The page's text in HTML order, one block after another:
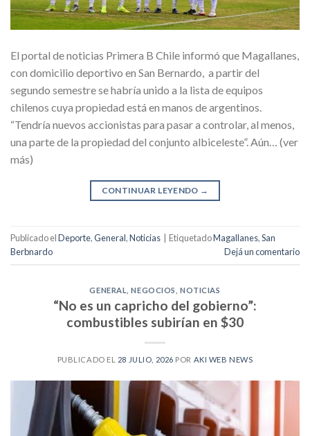
El portal de noticias Primera B Chile informó que Magallanes,
con domicilio deportivo en San Bernardo, a partir del
segundo semestre se habría unido a la lista de equipos
chilenos cuya propiedad está en manos de argentinos.
“Tendría nuevos accionistas para pasar a controlar, al menos,
una parte de la propiedad del conjunto albiceleste”. Aún… (ver
más)
CONTINUAR LEYENDO →
Publicado elDeporte,General,Noticias EtiquetadoMagallanes,San
Berbnardo
Dejá un comentario
GENERAL ,NEGOCIOS ,NOTICIAS
“No es un capricho del gobierno”:
combustibles subirían en $30
PUBLICADO EL 28 JULIO, 2026 POR AKI WEB NEWS